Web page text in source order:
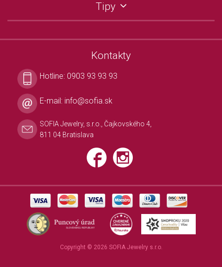
Tipy
Kontakty
Hotline: 0903 93 93 93
E-mail: info@sofia.sk
SOFIA Jewelry, s.r.o., Čajkovského 4,
811 04 Bratislava
Copyright © 2026 SOFIA Jewelry s.r.o.